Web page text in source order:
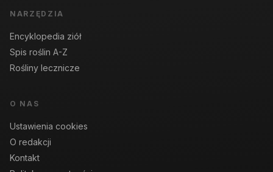
NARZĘDZIA
Encyklopedia ziół
Spis roślin A-Z
Rośliny lecznicze
O NAS
Ustawienia cookies
O redakcji
Kontakt